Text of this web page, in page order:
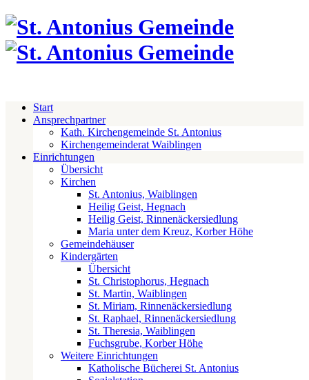
Start
Ansprechpartner
Kath. Kirchengemeinde St. Antonius
Kirchengemeinderat Waiblingen
Einrichtungen
Übersicht
Kirchen
St. Antonius, Waiblingen
Heilig Geist, Hegnach
Heilig Geist, Rinnenäckersiedlung
Maria unter dem Kreuz, Korber Höhe
Gemeindehäuser
Kindergärten
Übersicht
St. Christophorus, Hegnach
St. Martin, Waiblingen
St. Miriam, Rinnenäckersiedlung
St. Raphael, Rinnenäckersiedlung
St. Theresia, Waiblingen
Fuchsgrube, Korber Höhe
Weitere Einrichtungen
Katholische Bücherei St. Antonius